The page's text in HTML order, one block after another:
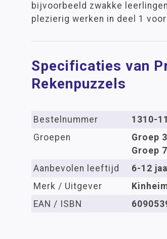
bijvoorbeeld zwakke
plezierig werken in deel 1
Specificaties van
Rekenpuzzels
Bestelnummer
1310-
Groepen
Groep
Groep
Aanbevolen leeftijd
6-12
Merk / Uitgever
EAN / ISBN